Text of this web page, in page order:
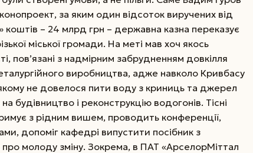
за яким один відсоток виручених від
коштів – 24 млрд грн – державна казна переказує
міської громади. На меті мав хоч якось
пов’язані з надмірним забрудненням довкілля
виробництва, адже навколо Кривбасу
не довелося пити воду з криниць та джерел
будівництво і реконструкцію водогонів. Тісні
з рідним вишем, проводить конференції,
допоміг кафедрі випустити посібник з
молоду зміну. Зокрема, в ПАТ «АрселорМіттал